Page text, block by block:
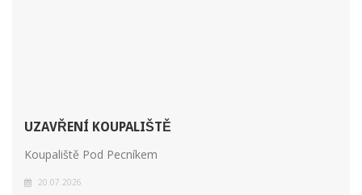
UZAVŘENÍ KOUPALIŠTĚ
Koupaliště Pod Pecníkem
20.07.2026